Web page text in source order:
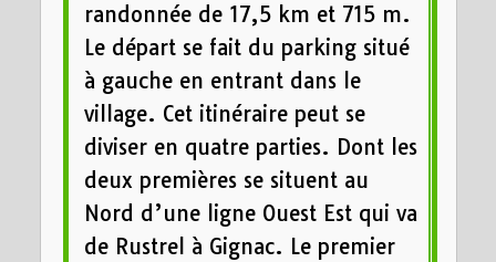
randonnée de 17,5 km et 715 m.
Le départ se fait du parking situé
à gauche en entrant dans le
village. Cet itinéraire peut se
diviser en quatre parties. Dont les
deux premières se situent au
Nord d’une ligne Ouest Est qui va
de Rustrel à Gignac. Le premier